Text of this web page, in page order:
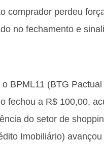
comprador perdeu
no fechamento e
BPML11 (BTG
fechou a R$ 100,00,
do setor de
Imobiliário)